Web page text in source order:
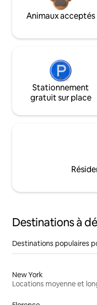
Animaux acceptés
Stationnement
gratuit sur place
Destinations à
Destinations populaires
New York